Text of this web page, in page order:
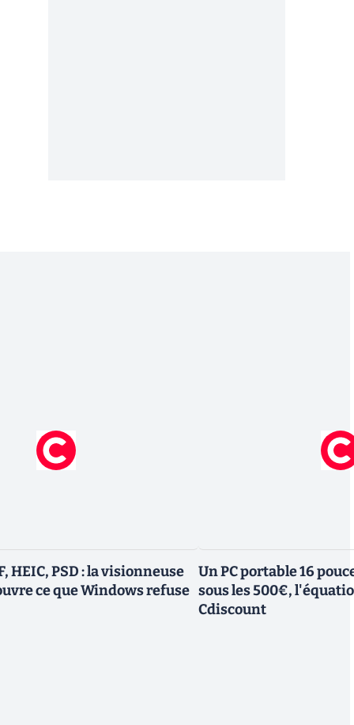
HEIC, PSD : la visionneuse
ce que Windows refuse
Un PC portable 16
sous les 500€,
Cdiscount